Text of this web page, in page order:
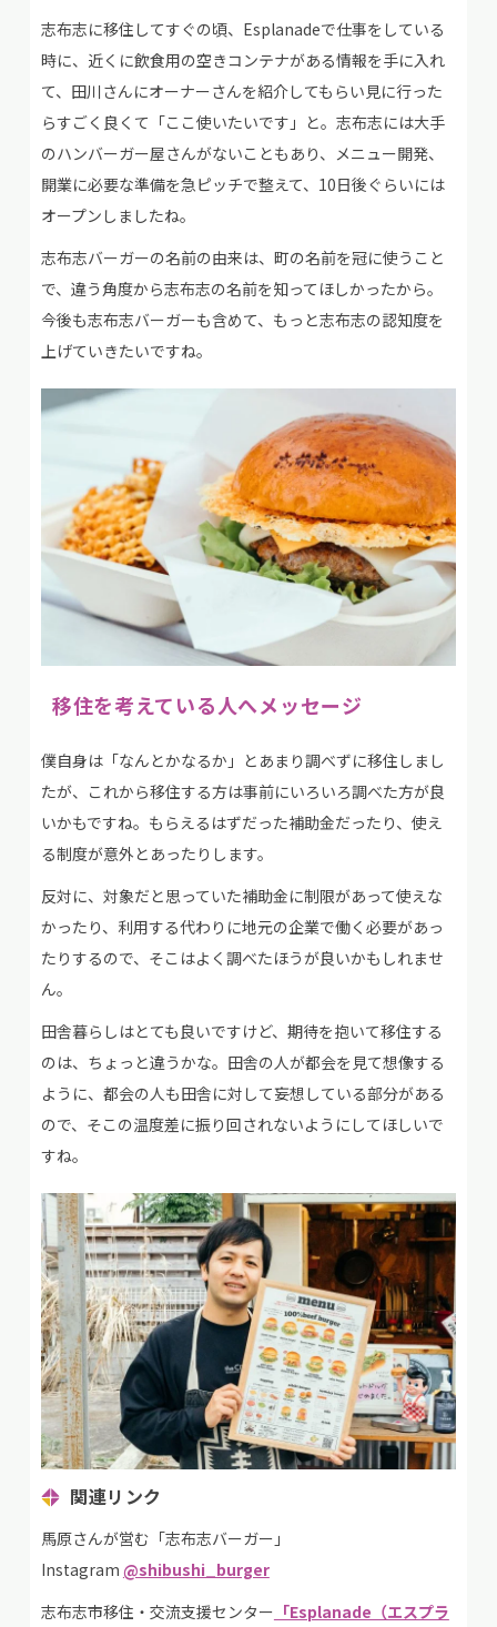
志布志に移住してすぐの頃、Esplanadeで仕事をしている
時に、近くに飲食用の空きコンテナがある情報を手に入れ
て、田川さんにオーナーさんを紹介してもらい見に行った
らすごく良くて「ここ使いたいです」と。志布志には大手
のハンバーガー屋さんがないこともあり、メニュー開発、
開業に必要な準備を急ピッチで整えて、10日後ぐらいには
オープンしましたね。
志布志バーガーの名前の由来は、町の名前を冠に使うこと
で、違う角度から志布志の名前を知ってほしかったから。
今後も志布志バーガーも含めて、もっと志布志の認知度を
上げていきたいですね。
移住を考えている人へメッセージ
僕自身は「なんとかなるか」とあまり調べずに移住しまし
たが、これから移住する方は事前にいろいろ調べた方が良
いかもですね。もらえるはずだった補助金だったり、使え
る制度が意外とあったりします。
反対に、対象だと思っていた補助金に制限があって使えな
かったり、利用する代わりに地元の企業で働く必要があっ
たりするので、そこはよく調べたほうが良いかもしれませ
ん。
田舎暮らしはとても良いですけど、期待を抱いて移住する
のは、ちょっと違うかな。田舎の人が都会を見て想像する
ように、都会の人も田舎に対して妄想している部分がある
ので、そこの温度差に振り回されないようにしてほしいで
すね。
関連リンク
馬原さんが営む「志布志バーガー」
Instagram @shibushi_burger
志布志市移住・交流支援センター 「Esplanade（エスプラ